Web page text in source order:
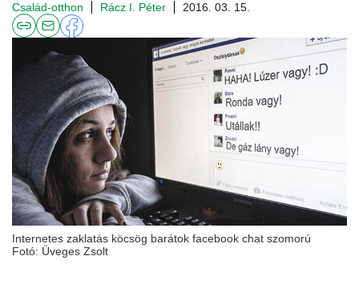
Család-otthon Rácz I. Péter 2016. 03. 15.
Internetes zaklatás köcsög barátok facebook chat szomorú
Fotó: Üveges Zsolt